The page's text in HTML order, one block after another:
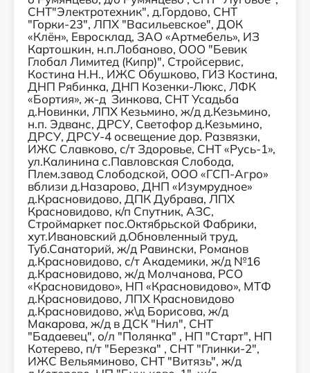
СНТ"Электротехник", д.Гордово, СНТ
"Горки-23", ЛПХ "Васильевское", ДОК
«Клён», Евросклад, ЗАО «Артмебель», ИЗ
Картошкин, н.п.Лобаново, ООО "Бевик
Глобал Лимитед (Кипр)", Стройсервис,
Костина Н.Н., ИЖС Обушково, ГИЗ Костина,
ДНП Рябинка, ДНП Козенки-Люкс, ЛФК
«Бортия», ж-д Зинкова, СНТ Усадьба
д.Новинки, ЛПХ Кезьмино, ж/д д.Кезьмино,
н.п. Эдванс, ДРСУ, Светофор д.Кезьмино,
ДРСУ, ДРСУ-4 освещение дор. Развязки,
ИЖС Славково, с/т Здоровье, СНТ «Русь-1»,
ул.Калинина с.Павловская Слобода,
Плем.завод Слободской, ООО «ГСП-Агро»
вблизи д.Назарово, ДНП «Изумрудное»
д.Красновидово, ДПК Дубрава, ЛПХ
Красновидово, к/п Спутник, АЗС,
Строймаркет пос.Октябрьской Фабрики,
хут.Ивановский д.Обновленный труд,
Туб.Санаторий, ж/д Равински, Романов
д.Красновидово, с/т Академики, ж/д №16
д.Красновидово, ж/д Молчанова, РСО
«Красновидово», НП «Красновидово», МТФ
д.Красновидово, ЛПХ Красновидово
д.Красновидово, ж\д Борисова, ж/д
Макарова, ж/д в ДСК "Нил", СНТ
"Бадаевец", о/л "Полянка" , НП "Старт", НП
Котерево, п/т "Березка" , СНТ "Глинки-2",
ИЖС Вельяминово, СНТ "Витязь", ж/д